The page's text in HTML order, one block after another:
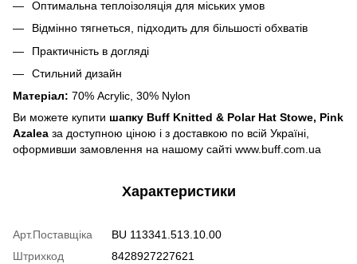
Оптимальна теплоізоляція для міських умов
Відмінно тягнеться, підходить для більшості обхватів
Практичність в догляді
Стильний дизайн
Матеріал: 70% Acrylic, 30% Nylon
Ви можете купити шапку Buff Knitted & Polar Hat Stowe, Pink
Azalea за доступною ціною і з доставкою по всій Україні,
оформивши замовлення на нашому сайті www.buff.com.ua
Характеристики
Арт.Поставщіка
BU 113341.513.10.00
Штрихкод
8428927227621